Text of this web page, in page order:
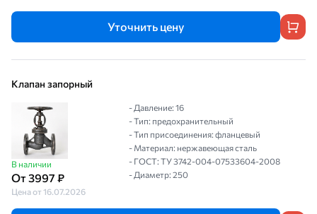
Уточнить цену
Клапан запорный
В наличии
От 3997 ₽
Цена от 16.07.2026
- Давление: 16
- Тип: предохранительный
- Тип присоединения: фланцевый
- Материал: нержавеющая сталь
- ГОСТ: ТУ 3742-004-07533604-2008
- Диаметр: 250